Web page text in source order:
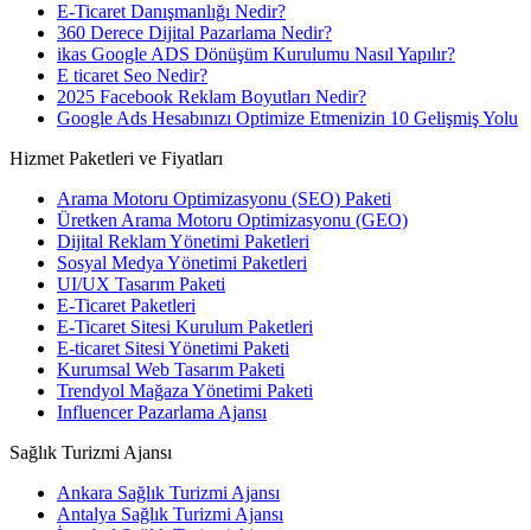
E-Ticaret Danışmanlığı Nedir?
360 Derece Dijital Pazarlama Nedir?
ikas Google ADS Dönüşüm Kurulumu Nasıl Yapılır?
E ticaret Seo Nedir?
2025 Facebook Reklam Boyutları Nedir?
Google Ads Hesabınızı Optimize Etmenizin 10 Gelişmiş Yolu
Hizmet Paketleri ve Fiyatları
Arama Motoru Optimizasyonu (SEO) Paketi
Üretken Arama Motoru Optimizasyonu (GEO)
Dijital Reklam Yönetimi Paketleri
Sosyal Medya Yönetimi Paketleri
UI/UX Tasarım Paketi
E-Ticaret Paketleri
E-Ticaret Sitesi Kurulum Paketleri
E-ticaret Sitesi Yönetimi Paketi
Kurumsal Web Tasarım Paketi
Trendyol Mağaza Yönetimi Paketi
Influencer Pazarlama Ajansı
Sağlık Turizmi Ajansı
Ankara Sağlık Turizmi Ajansı
Antalya Sağlık Turizmi Ajansı